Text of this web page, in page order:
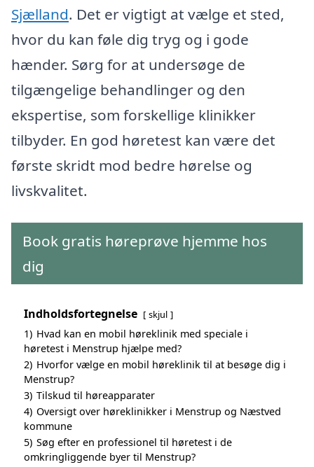
Sjælland. Det er vigtigt at vælge et sted,
hvor du kan føle dig tryg og i gode
hænder. Sørg for at undersøge de
tilgængelige behandlinger og den
ekspertise, som forskellige klinikker
tilbyder. En god høretest kan være det
første skridt mod bedre hørelse og
livskvalitet.
Book gratis høreprøve hjemme hos
dig
Indholdsfortegnelse skjul
1) Hvad kan en mobil høreklinik med speciale i
høretest i Menstrup hjælpe med?
2) Hvorfor vælge en mobil høreklinik til at besøge dig i
Menstrup?
3) Tilskud til høreapparater
4) Oversigt over høreklinikker i Menstrup og Næstved
kommune
5) Søg efter en professionel til høretest i de
omkringliggende byer til Menstrup?